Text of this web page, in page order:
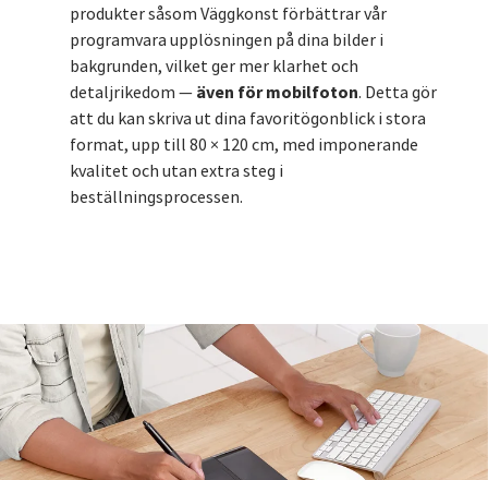
produkter såsom Väggkonst förbättrar vår
programvara upplösningen på dina bilder i
bakgrunden, vilket ger mer klarhet och
detaljrikedom — även för mobilfoton. Detta gör
att du kan skriva ut dina favoritögonblick i stora
format, upp till 80 × 120 cm, med imponerande
kvalitet och utan extra steg i
beställningsprocessen.